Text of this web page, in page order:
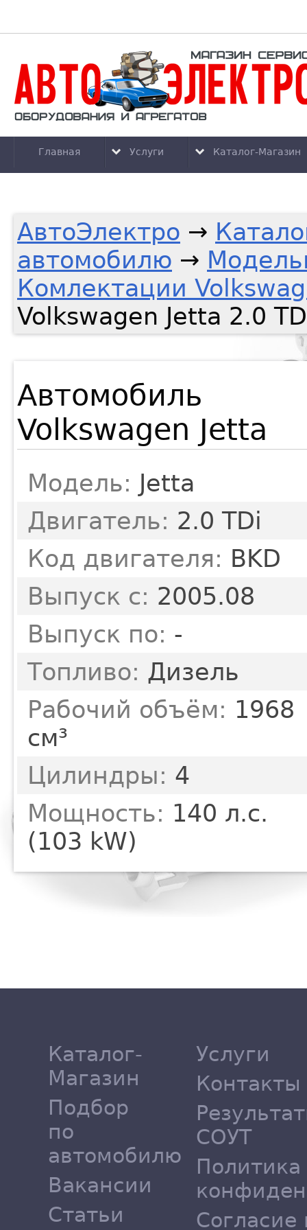
Главная Услуги Каталог-Магазин
АвтоЭлектро →
автомобилю →
Комлектации
Volkswagen Jetta 2.0
Автомобиль
Volkswagen Jetta
Модель: Jetta
Двигатель: 2.0 TDi
Код двигателя: BKD
Выпуск с: 2005.08
Выпуск по: -
Топливо: Дизель
Рабочий объём: 1968
см³
Цилиндры: 4
Мощность: 140 л.с.
(103 kW)
Каталог-
Магазин
Подбор
по
автомобилю
Вакансии
Статьи
Услуги
Контакты
СОУТ
Политика
Согласие